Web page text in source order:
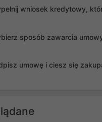
wniosek kredytowy,
sposób zawarcia
umowę i ciesz się